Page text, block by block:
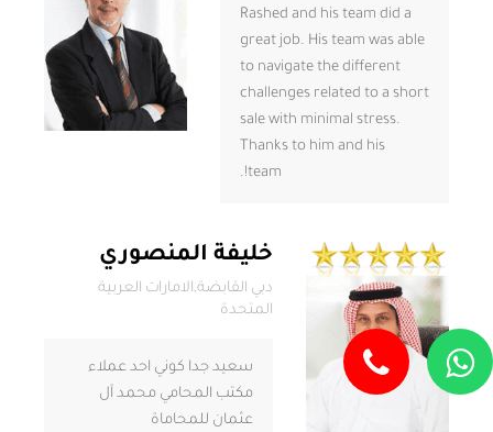
Rashed and his team did a
great job. His team was able
to navigate the different
challenges related to a short
sale with minimal stress.
Thanks to him and his
team!.
خليفة المنصوري
دبي القابضة,الامارات العربية
المتحدة
سعيد جدا كوني احد عملاء
مكتب المحامي محمد آل
عثمان للمحاماة